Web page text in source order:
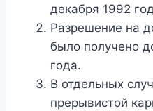
декабря 1992
Разрешение на
было получено
года.
В отдельных
прерывистой